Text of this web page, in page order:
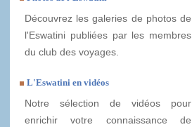
Découvrez les galeries de photos de
l'Eswatini publiées par les membres
du club des voyages.
L'Eswatini en vidéos
Notre sélection de vidéos pour
enrichir votre connaissance de